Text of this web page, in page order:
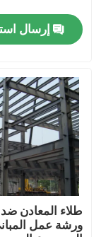
المنزل
المنتجات
حولنا
جولة في
مراقبة الجودة
إرسال
طلاء المعادن ضد
ورشة عمل